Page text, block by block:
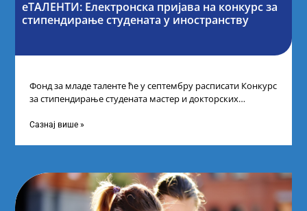
еТАЛЕНТИ: Електронска пријава на конкурс за
стипендирање студената у иностранству
Фонд за младе таленте ће у септембру расписати Конкурс
за стипендирање студената мастер и докторских
Сазнај више »